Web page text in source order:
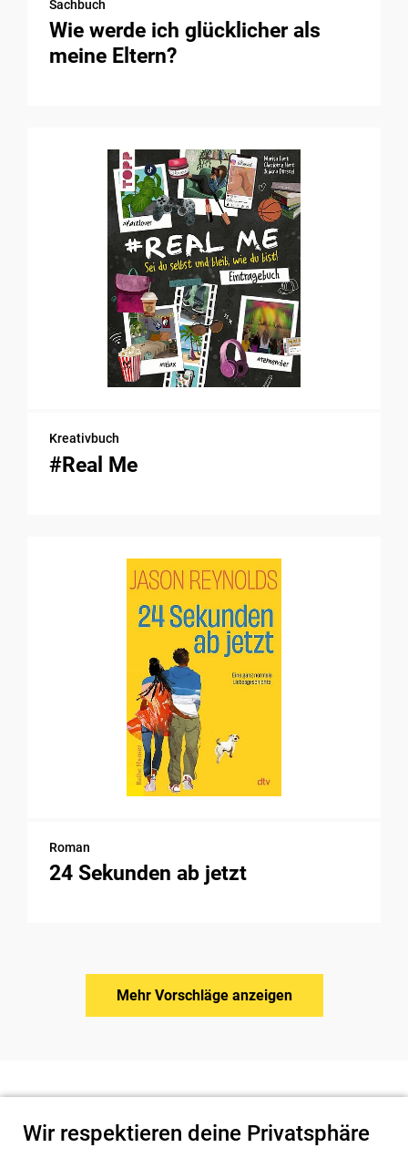
Sachbuch
Wie werde ich glücklicher als
meine Eltern?
Kreativbuch
#Real Me
Roman
24 Sekunden ab jetzt
Mehr Vorschläge anzeigen
Wir respektieren deine Privatsphäre